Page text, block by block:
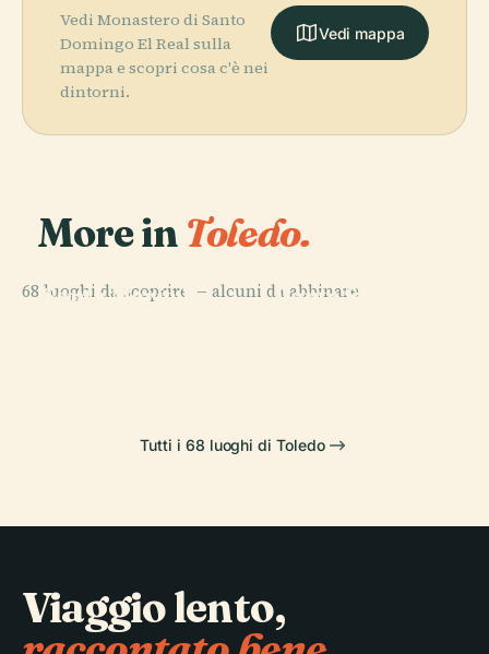
Vedi Monastero di Santo
Domingo El Real sulla
mappa e scopri cosa c'è nei
dintorni.
Vedi mappa
More in Toledo.
68 luoghi da scoprire — alcuni da abbinare.
PLACE
Santa María De
Ponte San
PLACE PLACE
Tutti i 68 luoghi di Toledo
Viaggio lento,